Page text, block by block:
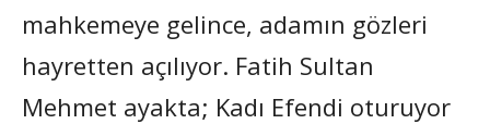
mahkemeye gelince, adamın gözleri
hayretten açılıyor. Fatih Sultan
Mehmet ayakta; Kadı Efendi oturuyor